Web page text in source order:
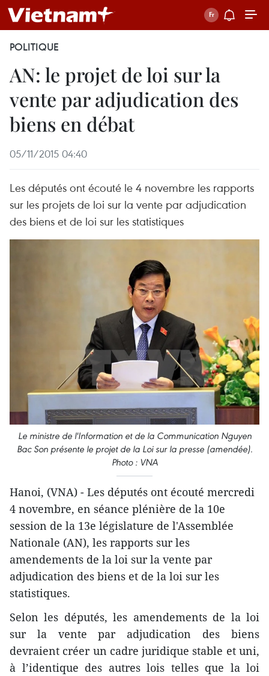
POLITIQUE
AN: le projet de loi sur la
vente par adjudication des
biens en débat
05/11/2015 04:40
Les députés ont écouté le 4 novembre les rapports
sur les projets de loi sur la vente par adjudication
des biens et de loi sur les statistiques
Le ministre de l'Information et de la Communication Nguyen
Bac Son présente le projet de la Loi ​sur la presse (amendée).
Photo : VNA
Hanoi, (VNA) - ​Les députés ont écouté mercredi
4 novembre, en séance plénière de la 10e
session de la 13e législature de l'Assemblée
Nationale (AN), les rapports ​sur ​les
amendements de la loi ​sur la vente par
adjudication des biens et de la ​loi sur les
statistiques.
Selon les députés, les amendements de la loi
sur la vente par adjudication des biens
devraient créer un cadre juridique stable et uni,
à l’identique des autres lois telles que la loi